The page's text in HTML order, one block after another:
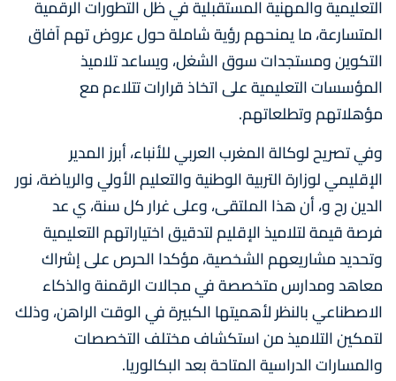
التعليمية والمهنية المستقبلية في ظل التطورات الرقمية
المتسارعة، ما يمنحهم رؤية شاملة حول عروض تهم آفاق
التكوين ومستجدات سوق الشغل، ويساعد تلاميذ
المؤسسات التعليمية على اتخاذ قرارات تتلاءم مع
مؤهلاتهم وتطلعاتهم.
وفي تصريح لوكالة المغرب العربي للأنباء، أبرز المدير
الإقليمي لوزارة التربية الوطنية والتعليم الأولي والرياضة، نور
الدين رح و، أن هذا الملتقى، وعلى غرار كل سنة، ي عد
فرصة قيمة لتلاميذ الإقليم لتدقيق اختياراتهم التعليمية
وتحديد مشاريعهم الشخصية، مؤكدا الحرص على إشراك
معاهد ومدارس متخصصة في مجالات الرقمنة والذكاء
الاصطناعي بالنظر لأهميتها الكبيرة في الوقت الراهن، وذلك
لتمكين التلاميذ من استكشاف مختلف التخصصات
والمسارات الدراسية المتاحة بعد البكالوريا.